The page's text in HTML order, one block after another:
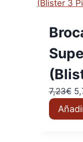
7,23€ El